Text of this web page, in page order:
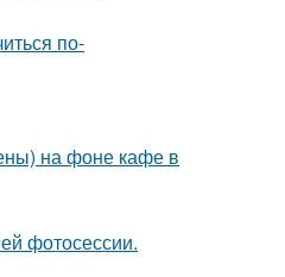
по-
на фоне кафе в
фотосессии.